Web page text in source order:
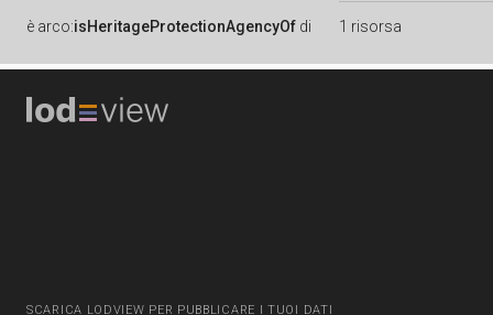
è arco:isHeritageProtectionAgencyOf di 1 risorsa
SCARICA LODVIEW PER PUBBLICARE I TUOI DATI